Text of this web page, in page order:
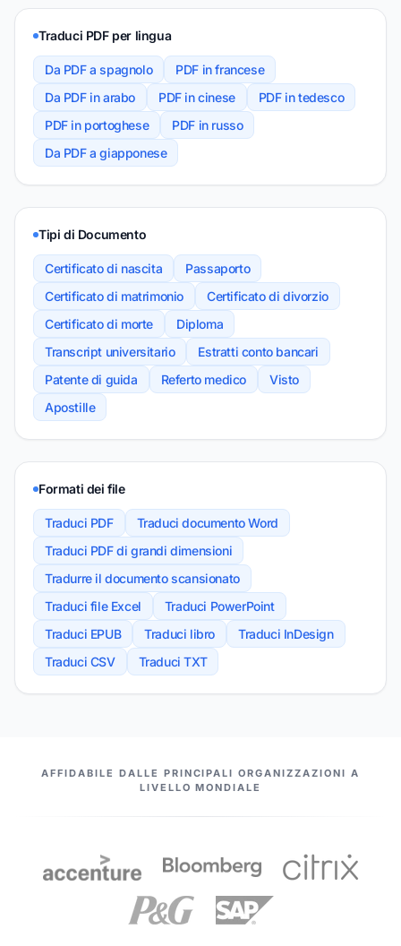
Traduci PDF per lingua
Da PDF a spagnolo
PDF in francese
Da PDF in arabo
PDF in cinese
PDF in tedesco
PDF in portoghese
PDF in russo
Da PDF a giapponese
Tipi di Documento
Certificato di nascita
Passaporto
Certificato di matrimonio
Certificato di divorzio
Certificato di morte
Diploma
Transcript universitario
Estratti conto bancari
Patente di guida
Referto medico
Visto
Apostille
Formati dei file
Traduci PDF
Traduci documento Word
Traduci PDF di grandi dimensioni
Tradurre il documento scansionato
Traduci file Excel
Traduci PowerPoint
Traduci EPUB
Traduci libro
Traduci InDesign
Traduci CSV
Traduci TXT
I NOSTRI PARTNER
AFFIDABILE DALLE PRINCIPALI ORGANIZZAZIONI A
LIVELLO MONDIALE